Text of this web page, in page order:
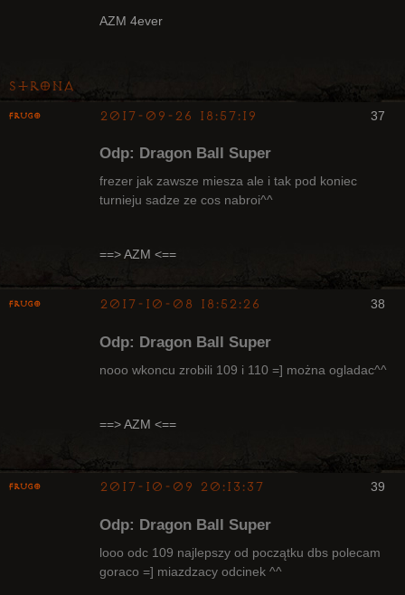
AZM 4ever
Strona
37
Frugo 2017-09-26 18:57:19
Odp: Dragon Ball Super
frezer jak zawsze miesza ale i tak pod koniec
turnieju sadze ze cos nabroi^^
==> AZM <==
38
Frugo 2017-10-08 18:52:26
Odp: Dragon Ball Super
nooo wkoncu zrobili 109 i 110 =] można ogladac^^
==> AZM <==
39
Frugo 2017-10-09 20:13:37
Odp: Dragon Ball Super
looo odc 109 najlepszy od początku dbs polecam
goraco =] miazdzacy odcinek ^^